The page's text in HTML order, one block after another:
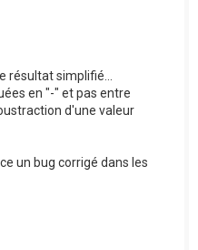
résultat simplifié...
en "-" et pas entre
d'une valeur
un bug corrigé dans les